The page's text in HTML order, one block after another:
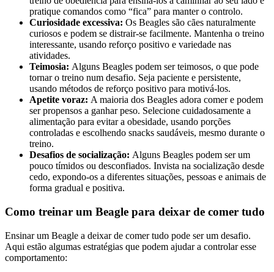
pratique comandos como “fica” para manter o controlo.
Curiosidade excessiva: Os Beagles são cães naturalmente
curiosos e podem se distrair-se facilmente. Mantenha o treino
interessante, usando reforço positivo e variedade nas
atividades.
Teimosia: Alguns Beagles podem ser teimosos, o que pode
tornar o treino num desafio. Seja paciente e persistente,
usando métodos de reforço positivo para motivá-los.
Apetite voraz: A maioria dos Beagles adora comer e podem
ser propensos a ganhar peso. Selecione cuidadosamente a
alimentação para evitar a obesidade, usando porções
controladas e escolhendo snacks saudáveis, mesmo durante o
treino.
Desafios de socialização: Alguns Beagles podem ser um
pouco tímidos ou desconfiados. Invista na socialização desde
cedo, expondo-os a diferentes situações, pessoas e animais de
forma gradual e positiva.
Como treinar um Beagle para deixar de comer tudo
Ensinar um Beagle a deixar de comer tudo pode ser um desafio.
Aqui estão algumas estratégias que podem ajudar a controlar esse
comportamento: